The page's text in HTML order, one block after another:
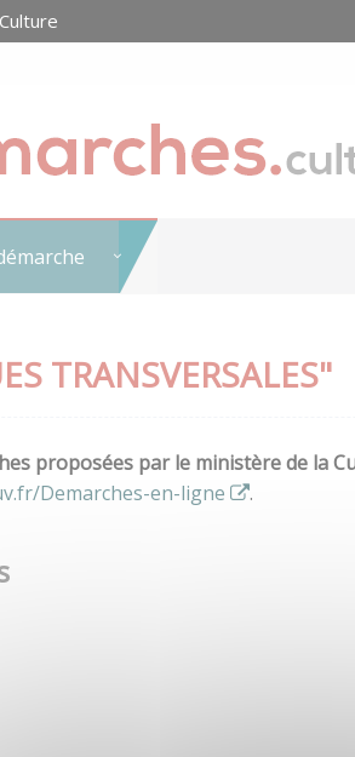
TRANSVERSALES"
proposées par le ministère de la
Demarches-en-ligne .